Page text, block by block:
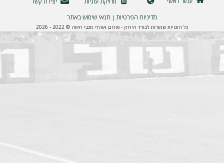
מדיניות הפרטיות | תנאי שימוש באתר
כל הזכויות שמורות לבורד הירוק - פורום אוהדי מכבי חיפה © 2022 - 2026